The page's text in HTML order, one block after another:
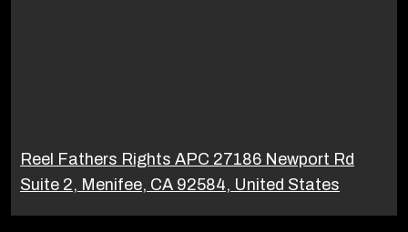
Reel Fathers Rights APC 27186 Newport Rd
Suite 2, Menifee, CA 92584, United States